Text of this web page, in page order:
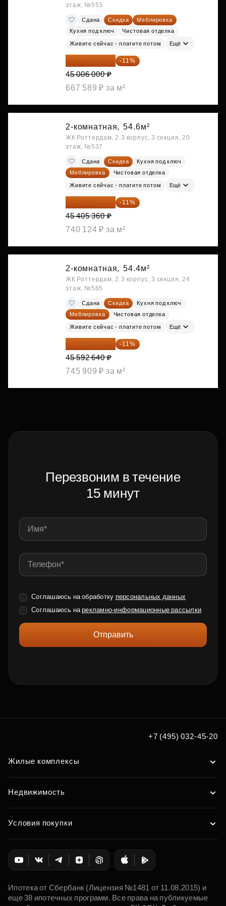
этаж, №553
Сдана Скидка
Меблировка
Кухня под ключ
Чистовая отделка
Живите сейчас - платите потом Ещё
40 055 340 ₽ -11%
45 006 000 ₽
667 589 ₽ за м²
2-комнатная, 54.6м²
ЖК Роттердам, 2.3 корпус, 3 секция, 20
этаж, №537
Сдана Скидка
Кухня под ключ
Меблировка
Чистовая отделка
Живите сейчас - платите потом Ещё
40 410 770 ₽ -11%
45 405 360 ₽
740 124 ₽ за м²
2-комнатная, 54.4м²
ЖК Роттердам, 2.3 корпус, 3 секция, 24
этаж, №565
Сдана Скидка
Кухня под ключ
Меблировка
Чистовая отделка
Живите сейчас - платите потом Ещё
40 577 450 ₽ -11%
45 592 640 ₽
745 909 ₽ за м²
Перезвоним в течение
15 минут
Соглашаюсь на обработку персональных данных
Соглашаюсь нарекламно-информационные рассылки
Отправить
+7 (495) 032-45-20
Жилые комплексы
Недвижимость
Условия покупки
Ипотека от Сбербанк (Лицензия №1481 от 11.08.2015) и
еще 38 ипотечных программ. Все права на публикуемые